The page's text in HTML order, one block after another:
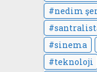
nedim
sinema
teknoloji